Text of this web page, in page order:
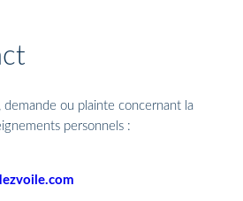
ou plainte concernant la
personnels :